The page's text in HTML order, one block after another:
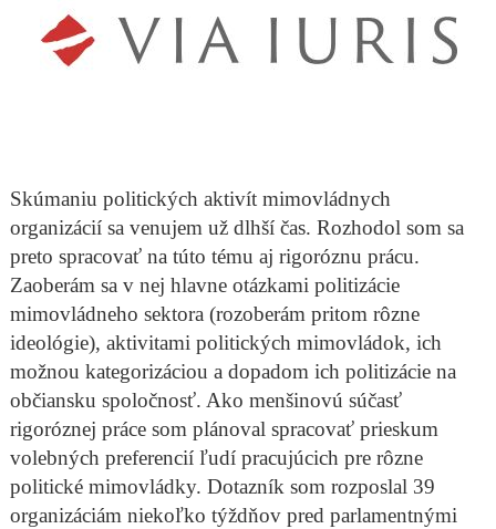
Skúmaniu politických aktivít mimovládnych
organizácií sa venujem už dlhší čas. Rozhodol som sa
preto spracovať na túto tému aj rigoróznu prácu.
Zaoberám sa v nej hlavne otázkami politizácie
mimovládneho sektora (rozoberám pritom rôzne
ideológie), aktivitami politických mimovládok, ich
možnou kategorizáciou a dopadom ich politizácie na
občiansku spoločnosť. Ako menšinovú súčasť
rigoróznej práce som plánoval spracovať prieskum
volebných preferencií ľudí pracujúcich pre rôzne
politické mimovládky. Dotazník som rozposlal 39
organizáciám niekoľko týždňov pred parlamentnými